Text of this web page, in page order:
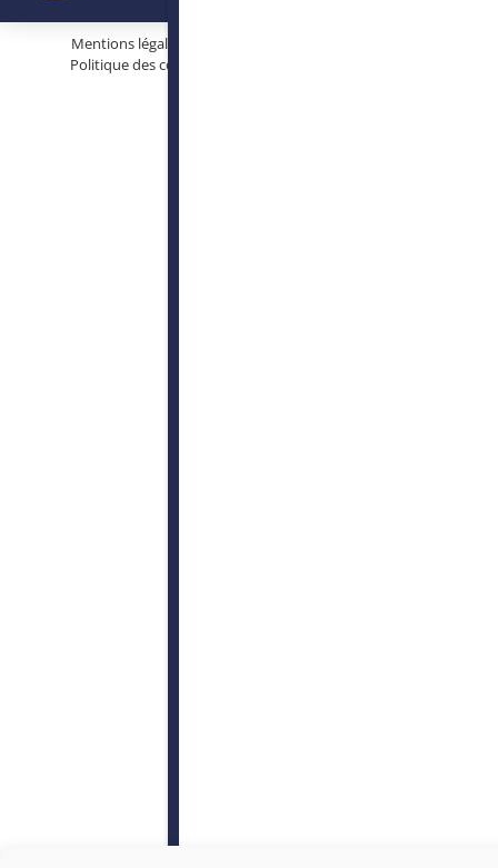
Mentions légales
Politique des cookies